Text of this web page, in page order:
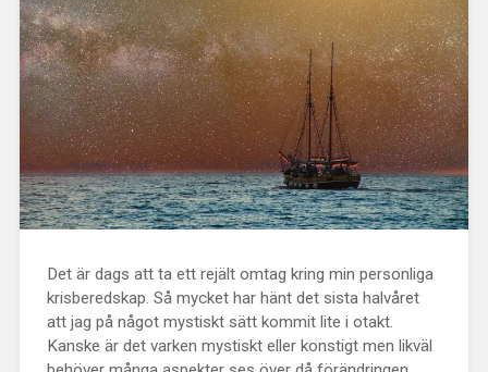
Det är dags att ta ett rejält omtag kring min personliga
krisberedskap. Så mycket har hänt det sista halvåret
att jag på något mystiskt sätt kommit lite i otakt.
Kanske är det varken mystiskt eller konstigt men likväl